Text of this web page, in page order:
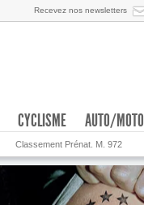
Recevez nos newsletters
Classement Prénat. M. 972
CYCLISME AUTO/MOTO